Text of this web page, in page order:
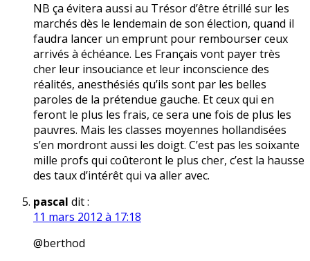
NB ça évitera aussi au Trésor d’être étrillé sur les
marchés dès le lendemain de son élection, quand il
faudra lancer un emprunt pour rembourser ceux
arrivés à échéance. Les Français vont payer très
cher leur insouciance et leur inconscience des
réalités, anesthésiés qu’ils sont par les belles
paroles de la prétendue gauche. Et ceux qui en
feront le plus les frais, ce sera une fois de plus les
pauvres. Mais les classes moyennes hollandisées
s’en mordront aussi les doigt. C’est pas les soixante
mille profs qui coûteront le plus cher, c’est la hausse
des taux d’intérêt qui va aller avec.
pascal dit :
11 mars 2012 à 17:18
@berthod